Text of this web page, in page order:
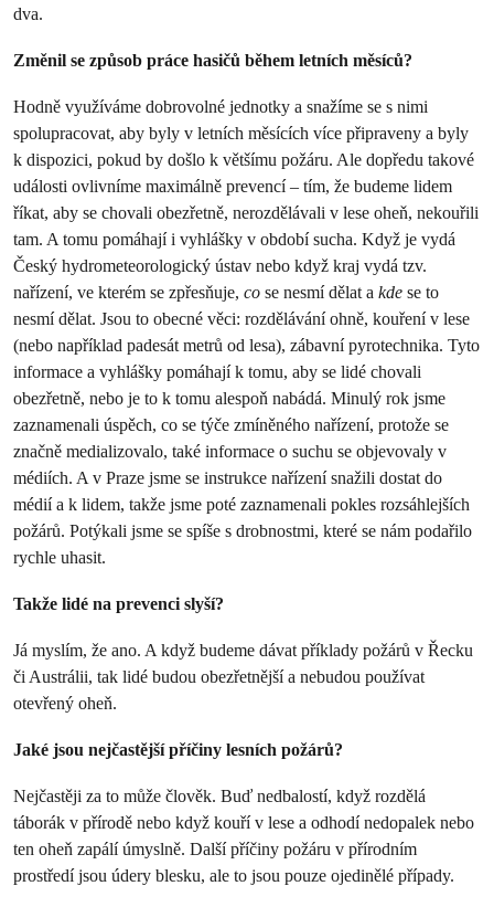
dva.
Změnil se způsob práce hasičů během letních měsíců?
Hodně využíváme dobrovolné jednotky a snažíme se s nimi
spolupracovat, aby byly v letních měsících více připraveny a byly
k dispozici, pokud by došlo k většímu požáru. Ale dopředu takové
události ovlivníme maximálně prevencí – tím, že budeme lidem
říkat, aby se chovali obezřetně, nerozdělávali v lese oheň, nekouřili
tam. A tomu pomáhají i vyhlášky v období sucha. Když je vydá
Český hydrometeorologický ústav nebo když kraj vydá tzv.
nařízení, ve kterém se zpřesňuje, co se nesmí dělat a kde se to
nesmí dělat. Jsou to obecné věci: rozdělávání ohně, kouření v lese
(nebo například padesát metrů od lesa), zábavní pyrotechnika. Tyto
informace a vyhlášky pomáhají k tomu, aby se lidé chovali
obezřetně, nebo je to k tomu alespoň nabádá. Minulý rok jsme
zaznamenali úspěch, co se týče zmíněného nařízení, protože se
značně medializovalo, také informace o suchu se objevovaly v
médiích. A v Praze jsme se instrukce nařízení snažili dostat do
médií a k lidem, takže jsme poté zaznamenali pokles rozsáhlejších
požárů. Potýkali jsme se spíše s drobnostmi, které se nám podařilo
rychle uhasit.
Takže lidé na prevenci slyší?
Já myslím, že ano. A když budeme dávat příklady požárů v Řecku
či Austrálii, tak lidé budou obezřetnější a nebudou používat
otevřený oheň.
Jaké jsou nejčastější příčiny lesních požárů?
Nejčastěji za to může člověk. Buď nedbalostí, když rozdělá
táborák v přírodě nebo když kouří v lese a odhodí nedopalek nebo
ten oheň zapálí úmyslně. Další příčiny požáru v přírodním
prostředí jsou údery blesku, ale to jsou pouze ojedinělé případy.